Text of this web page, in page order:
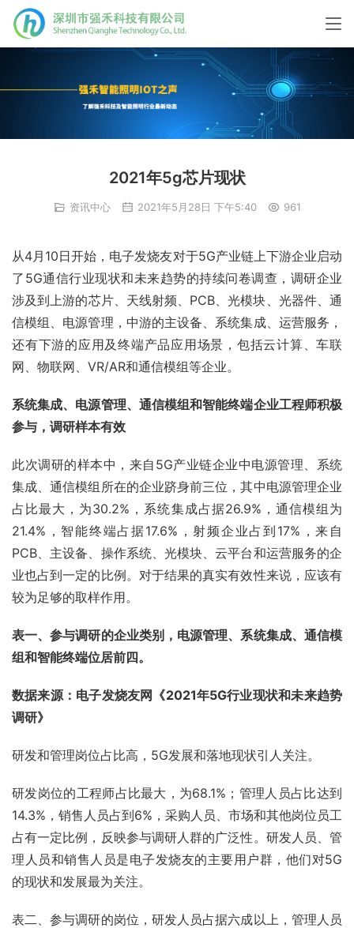
2021年5g芯片现状
资讯中心 2021年5月28日 下午5:40 961
从4月10日开始，电子发烧友对于5G产业链上下游企业启动
了5G通信行业现状和未来趋势的持续问卷调查，调研企业
涉及到上游的芯片、天线射频、PCB、光模块、光器件、通
信模组、电源管理，中游的主设备、系统集成、运营服务，
还有下游的应用及终端产品应用场景，包括云计算、车联
网、物联网、VR/AR和通信模组等企业。
系统集成、电源管理、通信模组和智能终端企业工程师积极
参与，调研样本有效
此次调研的样本中，来自5G产业链企业中电源管理、系统
集成、通信模组所在的企业跻身前三位，其中电源管理企业
占比最大，为30.2%，系统集成占据26.9%，通信模组为
21.4%，智能终端占据17.6%，射频企业占到17%，来自
PCB、主设备、操作系统、光模块、云平台和运营服务的企
业也占到一定的比例。对于结果的真实有效性来说，应该有
较为足够的取样作用。
表一、参与调研的企业类别，电源管理、系统集成、通信模
组和智能终端位居前四。
数据来源：电子发烧友网《2021年5G行业现状和未来趋势
调研》
研发和管理岗位占比高，5G发展和落地现状引人关注。
研发岗位的工程师占比最大，为68.1%；管理人员占比达到
14.3%，销售人员占到6%，采购人员、市场和其他岗位员工
占有一定比例，反映参与调研人群的广泛性。研发人员、管
理人员和销售人员是电子发烧友的主要用户群，他们对5G
的现状和发展最为关注。
表二、参与调研的岗位，研发人员占据六成以上，管理人员